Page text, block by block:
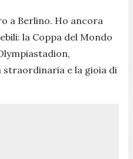
a Berlino. Ho ancora
la Coppa del Mondo
straordinaria e la gioia di